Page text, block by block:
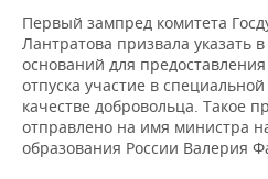
ОТКРЫТАЯ ЛЕКЦИЯ
БАСКЕТБОЛ
ВОЛЕЙБОЛ
КИБЕРСПОРТ
ИНФРАСТРУКТУРА
ИСТОРИЯ
КУЛЬТУРА
СПРАВОЧНИК
СПИСОК ПЕРСОН
СПИСОК КОМПАНИЙ
ПОЛНАЯ ВЕРСИЯ
Первый зампред комитета
Лантратова призвала указать
оснований для
отпуска участие в
качестве добровольца. Такое
отправлено на имя министра
образования России Валерия